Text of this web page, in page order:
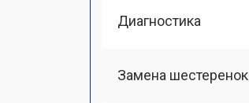
Диагностика
Замена шестеренок